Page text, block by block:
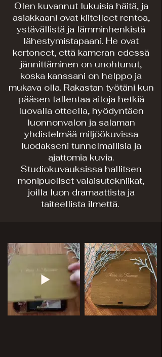
Olen kuvannut lukuisia häitä, ja
asiakkaani ovat kiitelleet rentoa,
ystävällistä ja lämminhenkistä
lähestymistapaani. He ovat
kertoneet, että kameran edessä
jännittäminen on unohtunut,
koska kanssani on helppo ja
mukava olla. Rakastan työtäni kun
pääsen tallentaa aitoja hetkiä
luovalla otteella, hyödyntäen
luonnonvalon ja salaman
yhdistelmää miljöökuvissa
luodakseni tunnelmallisia ja
ajattomia kuvia.
Studiokuvauksissa hallitsen
monipuoliset valaisutekniikat,
joilla luon dramaattista ja
taiteellista ilmettä.